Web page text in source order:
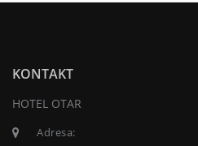
KONTAKT
HOTEL OTAR
Adresa: